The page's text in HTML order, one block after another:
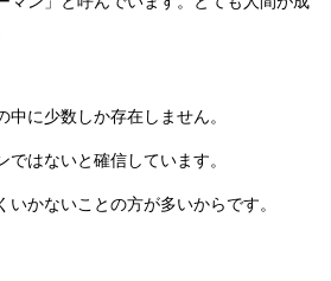
に少数しか存在しません。
はないと確信しています。
かないことの方が多いからです。